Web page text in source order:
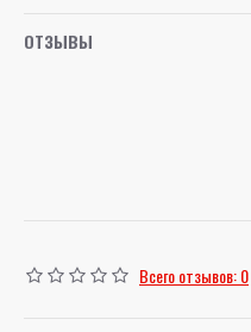
ОТЗЫВЫ
Всего отзывов: 0